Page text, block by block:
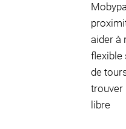
aider à
flexible
de
trouver
libre